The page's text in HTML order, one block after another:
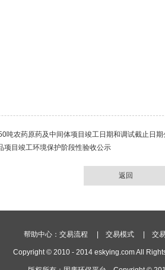
吨农药原药及中间体项目竣工日期和调试截止日期
项目竣工环境保护阶段性验收公示
返回
帮助中心： 交易流程 交易模式 交
Copyright © 2010 - 2014 eskying.com All